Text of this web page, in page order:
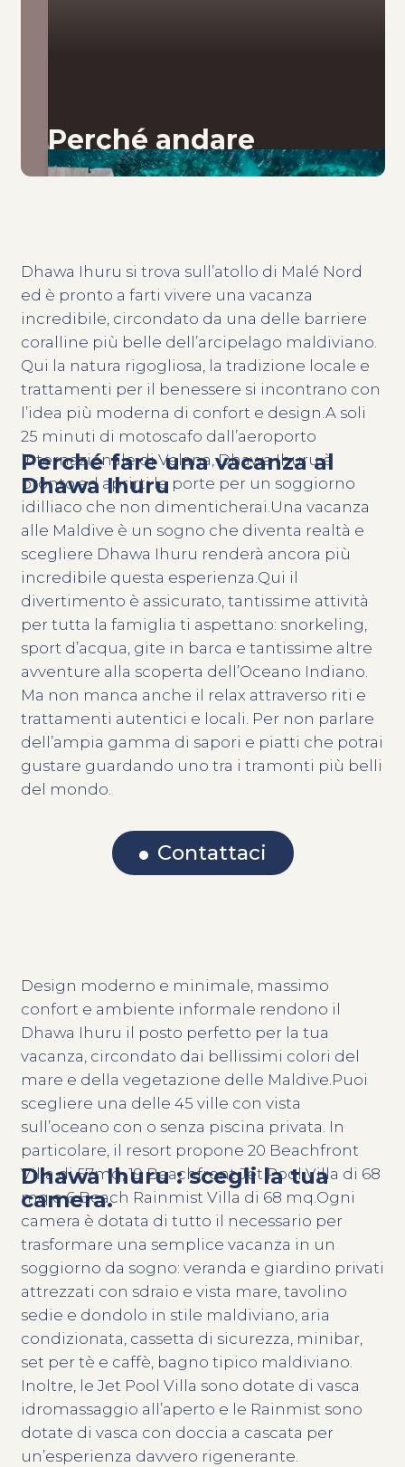
Perché andare
Perché fare una vacanza al
Dhawa Ihuru
Dhawa Ihuru si trova sull’atollo di Malé Nord
ed è pronto a farti vivere una vacanza
incredibile, circondato da una delle barriere
coralline più belle dell’arcipelago maldiviano.
Qui la natura rigogliosa, la tradizione locale e
trattamenti per il benessere si incontrano con
l’idea più moderna di confort e design.A soli
25 minuti di motoscafo dall’aeroporto
internazionale di Velana, Dhawa Ihuru è
pronto ad aprirti le porte per un soggiorno
idilliaco che non dimenticherai.Una vacanza
alle Maldive è un sogno che diventa realtà e
scegliere Dhawa Ihuru renderà ancora più
incredibile questa esperienza.Qui il
divertimento è assicurato, tantissime attività
per tutta la famiglia ti aspettano: snorkeling,
sport d’acqua, gite in barca e tantissime altre
avventure alla scoperta dell’Oceano Indiano.
Ma non manca anche il relax attraverso riti e
trattamenti autentici e locali. Per non parlare
dell’ampia gamma di sapori e piatti che potrai
gustare guardando uno tra i tramonti più belli
del mondo.
Contattaci
Dhawa Ihuru : scegli la tua
camera.
Design moderno e minimale, massimo
confort e ambiente informale rendono il
Dhawa Ihuru il posto perfetto per la tua
vacanza, circondato dai bellissimi colori del
mare e della vegetazione delle Maldive.Puoi
scegliere una delle 45 ville con vista
sull’oceano con o senza piscina privata. In
particolare, il resort propone 20 Beachfront
Villa di 57mq, 19 Beachfront Jet Pool Villa di 68
mq e 6 Beach Rainmist Villa di 68 mq.Ogni
camera è dotata di tutto il necessario per
trasformare una semplice vacanza in un
soggiorno da sogno: veranda e giardino privati
attrezzati con sdraio e vista mare, tavolino
sedie e dondolo in stile maldiviano, aria
condizionata, cassetta di sicurezza, minibar,
set per tè e caffè, bagno tipico maldiviano.
Inoltre, le Jet Pool Villa sono dotate di vasca
idromassaggio all’aperto e le Rainmist sono
dotate di vasca con doccia a cascata per
un’esperienza davvero rigenerante.